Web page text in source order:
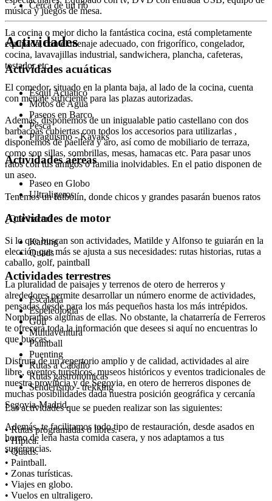
música y juegos de mesa.
La cocina o mejor dicho la fantástica cocina, está completamente
equipada, con el menaje adecuado, con frigorífico, congelador,
cocina, lavavajillas industrial, sandwichera, plancha, cafeteras,
tostador etc.
El comedor, situado en la planta baja, al lado de la cocina, cuenta
con menaje suficiente para las plazas autorizadas.
Además, disponemos de un inigualable patio castellano con dos
barbacoas cubiertas con todos los accesorios para utilizarlas ,
disponemos de paellera y aro, así como de mobiliario de terraza,
como son sillas, sombrillas, mesas, hamacas etc. Para pasar unos
ratos con tus amigos o familia inolvidables. En el patio disponen de
un aseo.
Tenemos un futbolín, donde chicos y grandes pasarán buenos ratos
¿Qué hacer?
Si lo que buscan son actividades, Matilde y Alfonso te guiarán en la
elección que más se ajusta a sus necesidades: rutas historias, rutas a
caballo, golf, paintball
La pluralidad de paisajes y terrenos de otero de herreros y
alrededores permite desarrollar un número enorme de actividades,
pensadas desde para los más pequeños hasta los más intrépidos.
Nombramos algunas de ellas. No obstante, la chatarrería de Ferreros
te ofrecerá toda la información que desees si aquí no encuentras lo
que buscas.
Disfruta de un repertorio amplio y de calidad, actividades al aire
libre, eventos turísticos, museos históricos y eventos tradicionales de
nuestra provincia y de Segovia, en otero de herreros dispones de
muchas posibilidades dada nuestra posición geográfica y cercanía
Segovia-Madrid.
Además, te facilitamos todo tipo de restauración, desde asados en
horno de leña hasta comida casera, y nos adaptamos a tus
sugerencias.
Cerca de un río
Actividades
Actividades acuáticas
Esquí Acuático
Motos de Agua
Paseos en Barco
Pesca
Piragüismo - Kayaks
Actividades aéreas
Paseo en Globo
Ultraligeros
Actividades de motor
Karting
Quads
Actividades terrestres
Escalada
Espeleología
Golf
Multiaventura
Paintball
Puenting
Rutas a Caballo
Rutas gastronómicas
Senderismo - trekking
Las actividades que se pueden realizar son las siguientes:
• Rutas programadas o libres.
• Hípica.
• Quads.
• Paintball.
• Zonas turísticas.
• Viajes en globo.
• Vuelos en ultraligero.